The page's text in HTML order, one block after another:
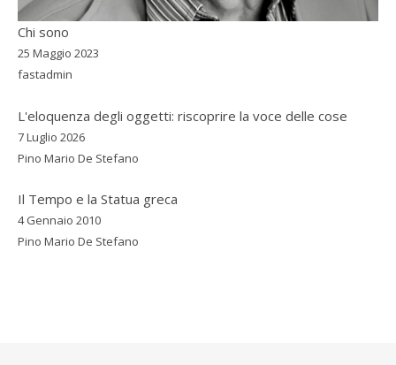
Chi sono
25 Maggio 2023
fastadmin
L'eloquenza degli oggetti: riscoprire la voce delle cose
7 Luglio 2026
Pino Mario De Stefano
Il Tempo e la Statua greca
4 Gennaio 2010
Pino Mario De Stefano